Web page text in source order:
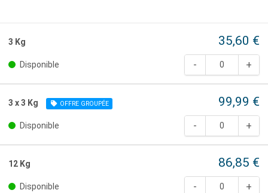
3 Kg 35,60 €
Disponible
3 x 3 Kg OFFRE GROUPÉE 99,99 €
Disponible
12 Kg 86,85 €
Disponible